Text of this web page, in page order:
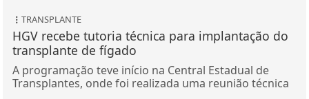
TRANSPLANTE
HGV recebe tutoria técnica para implantação do
transplante de fígado
A programação teve início na Central Estadual de
Transplantes, onde foi realizada uma reunião técnica